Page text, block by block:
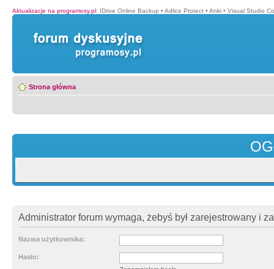
Aktualizacje na programosy.pl: IDrive Online Backup • Adlice Protect • Anki • Visual Studio
Strona główna
Administrator forum wymaga, żebyś był zarejestrowany i
Nazwa użytkownika:
Hasło: